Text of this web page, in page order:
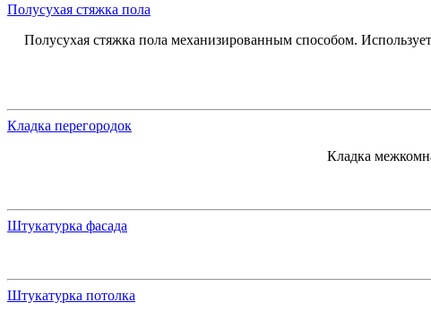
Полусухая стяжка пола
Полусухая стяжка пола механизированным способом.
Кладка перегородок
Кладка
Штукатурка фасада
Штукатурка потолка